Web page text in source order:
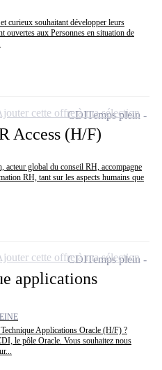
curieux souhaitant développer leurs
ouvertes aux Personnes en situation de
Access (H/F)
global du conseil RH, accompagne
RH, tant sur les aspects humains que
CDITemps plein
cette offre à ma sélection
applications
Applications Oracle (H/F) ?
le pôle Oracle. Vous souhaitez nous
CDITemps plein
cette offre à ma sélection